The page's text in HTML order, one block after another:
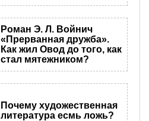
Роман Э. Л. Войнич
«Прерванная дружба».
Как жил Овод до того, как
стал мятежником?
​Почему художественная
литература есмь ложь?